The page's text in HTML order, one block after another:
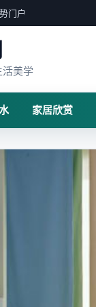
门户
活美学
家居欣赏